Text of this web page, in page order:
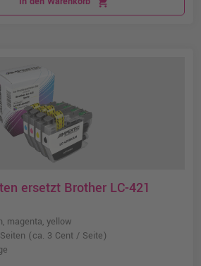
ersetzt Brother LC-421
magenta, yellow
(ca. 3 Cent / Seite)